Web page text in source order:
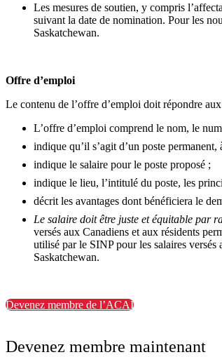
Les mesures de soutien, y compris
suivant la date de nomination. Pour les
Saskatchewan.
Offre d’emploi
Le contenu de l’offre d’emploi doit répondre
L’offre d’emploi comprend le nom, le
indique qu’il s’agit d’un poste
indique le salaire pour le poste proposé ;
indique le lieu, l’intitulé du poste, les
décrit les avantages dont bénéficiera le
Le salaire doit être juste et équitable par
versés aux Canadiens et aux résidents
utilisé par le SINP pour les salaires
Saskatchewan.
Devenez membre de l’ACAI
Devenez membre maintenant